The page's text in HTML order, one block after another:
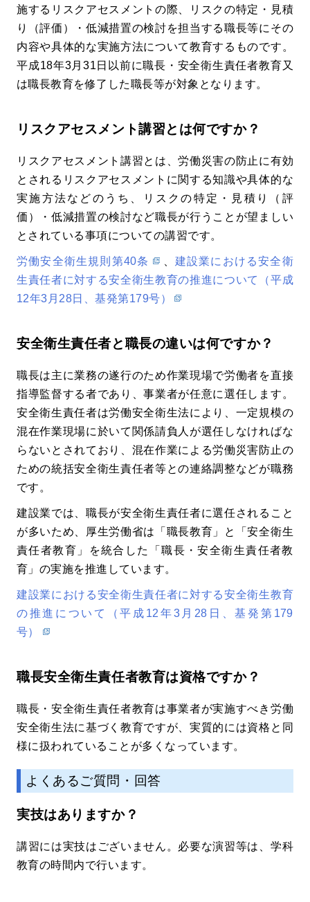
施するリスクアセスメントの際、リスクの特定・見積
り（評価）・低減措置の検討を担当する職長等にその
内容や具体的な実施方法について教育するものです。
平成18年3月31日以前に職長・安全衛生責任者教育又
は職長教育を修了した職長等が対象となります。
リスクアセスメント講習とは何ですか？
リスクアセスメント講習とは、労働災害の防止に有効
とされるリスクアセスメントに関する知識や具体的な
実施方法などのうち、リスクの特定・見積り（評
価）・低減措置の検討など職長が行うことが望ましい
とされている事項についての講習です。
労働安全衛生規則第40条
建設業における安全衛
生責任者に対する安全衛生教育の推進について（平成
12年3月28日、基発第179号）
安全衛生責任者と職長の違いは何ですか？
職長は主に業務の遂行のため作業現場で労働者を直接
指導監督する者であり、事業者が任意に選任します。
安全衛生責任者は労働安全衛生法により、一定規模の
混在作業現場に於いて関係請負人が選任しなければな
らないとされており、混在作業による労働災害防止の
ための統括安全衛生責任者等との連絡調整などが職務
です。
建設業では、職長が安全衛生責任者に選任されること
が多いため、厚生労働省は「職長教育」と「安全衛生
責任者教育」を統合した「職長・安全衛生責任者教
育」の実施を推進しています。
建設業における安全衛生責任者に対する安全衛生教育
の推進について（平成12年3月28日、基発第179
号）
職長安全衛生責任者教育は資格ですか？
職長・安全衛生責任者教育は事業者が実施すべき労働
安全衛生法に基づく教育ですが、実質的には資格と同
様に扱われていることが多くなっています。
よくあるご質問・回答
実技はありますか？
講習には実技はございません。必要な演習等は、学科
教育の時間内で行います。